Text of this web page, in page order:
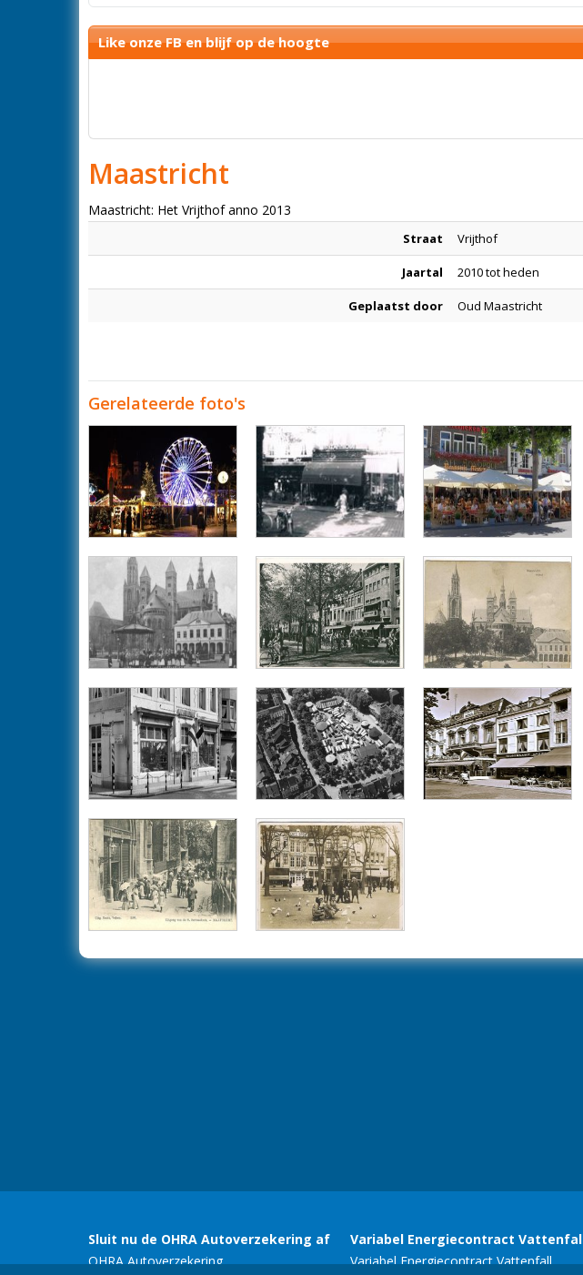
Like onze FB en blijf op de hoogte
Maastricht
Maastricht: Het Vrijthof anno 2013
Straat Vrijthof
Jaartal 2010 tot heden
Geplaatst door Oud Maastricht
Gerelateerde foto's